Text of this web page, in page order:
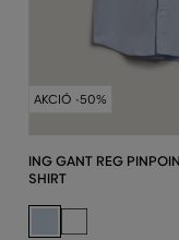
AKCIÓ -50%
ING GANT REG
SHIRT